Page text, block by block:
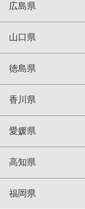
広島県
山口県
徳島県
香川県
愛媛県
高知県
福岡県